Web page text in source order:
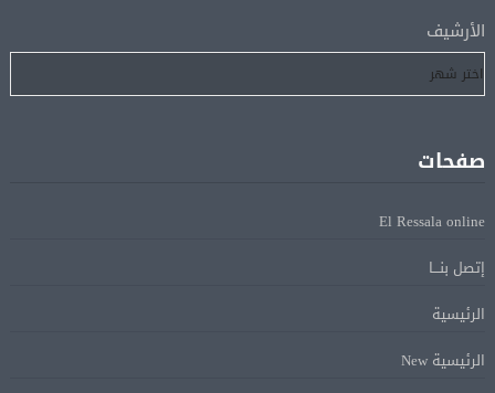
لإتمام انتقاله إلى طرابزون سبور
05 أغسطس
ماكرون: الاتحاد الأوروبى وشركاؤه سيواصلون زيادة الضغط
على روسيا لوقف الحرب بأوكرانيا
البيان الختامى لاجتماع عمّان الوزارى يدين الإجراءات
الأرشيف
صفحات
El Ressala online
إتصل بنـــا
الرئيسية
الرئيسية New